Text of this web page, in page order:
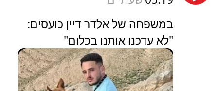
במשפחה של אלדר דיין כועסים:
"לא עדכנו אותנו בכלום"